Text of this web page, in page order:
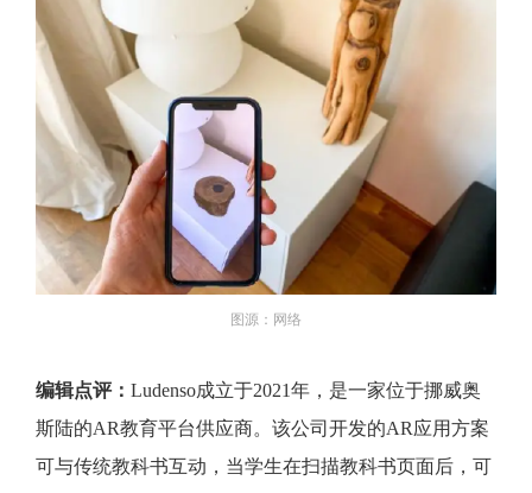
图源：网络
编辑点评： Ludenso成立于2021年，是一家位于挪威奥
斯陆的AR教育平台供应商。该公司开发的AR应用方案
可与传统教科书互动，当学生在扫描教科书页面后，可